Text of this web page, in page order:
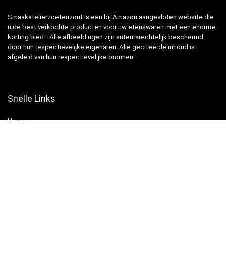
Smaakatelierzoetenzout is een bij Amazon aangesloten website die
u de best verkochte producten voor uw etenswaren met een enorme
korting biedt. Alle afbeeldingen zijn auteursrechtelijk beschermd
door hun respectievelijke eigenaren. Alle geciteerde inhoud is
afgeleid van hun respectievelijke bronnen.
Snelle Links
Home